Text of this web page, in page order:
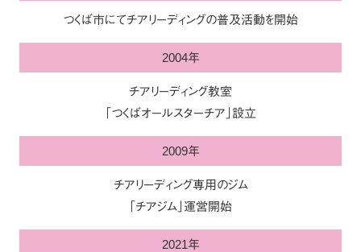
つくば市にてチアリーディングの普及活動を開始
2004年
チアリーディング教室
「つくばオールスターチア」設立
2009年
チアリーディング専用のジム
「チアジム」運営開始
2021年